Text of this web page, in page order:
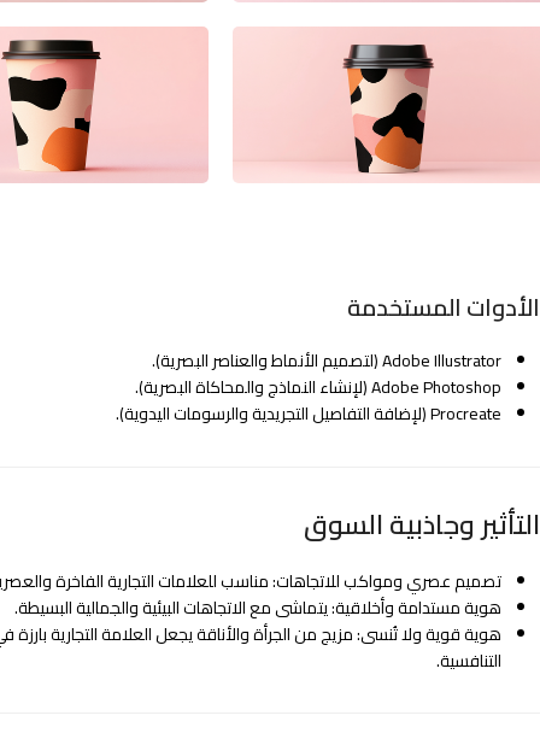
الأدوات المستخدمة
Adobe Illustrator (لتصميم الأنماط والعناصر البصرية).
Adobe Photoshop (لإنشاء النماذج والمحاكاة البصرية).
Procreate (لإضافة التفاصيل التجريدية والرسومات اليدوية).
التأثير وجاذبية السوق
تصميم عصري ومواكب للاتجاهات: مناسب للعلامات التجارية الفاخرة
هوية مستدامة وأخلاقية: يتماشى مع الاتجاهات البيئية والجمالية البسيطة.
هوية قوية ولا تُنسى: مزيج من الجرأة والأناقة يجعل العلامة التجارية بارزة
التنافسية.